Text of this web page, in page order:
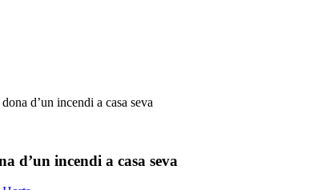
d’un incendi a casa seva
d’un incendi a casa seva